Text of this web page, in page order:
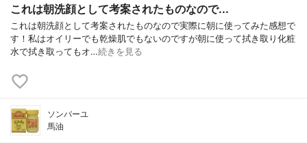
これは朝洗顔として考案されたものなので...
これは朝洗顔として考案されたものなので実際に朝に使ってみた感想で
す！私はオイリーでも乾燥肌でもないのですが朝に使って拭き取り化粧
水で拭き取ってもオ…続きを見る
ソンバーユ
馬油